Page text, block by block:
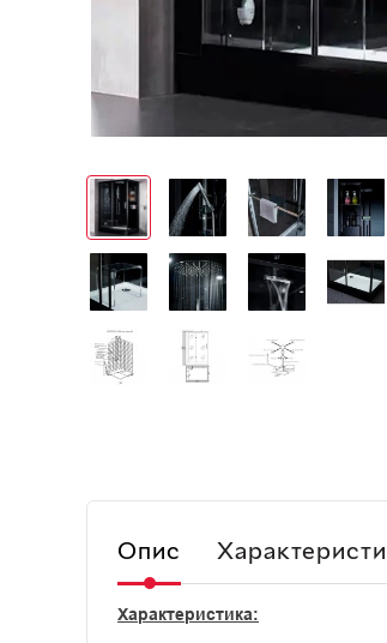
Опис
Характеристика: